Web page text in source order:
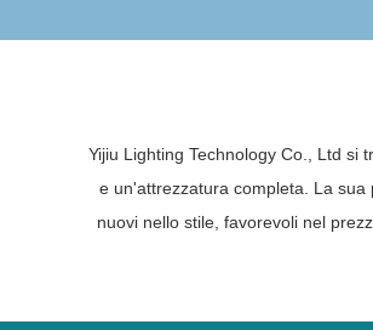
Yijiu Lighting Technology Co., Ltd
e un'attrezzatura completa. La sua
nuovi nello stile, favorevoli nel